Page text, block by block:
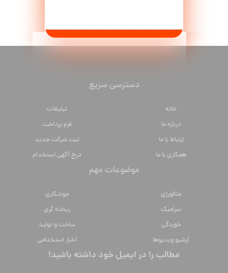
دسترسی سریع
خانه
تبلیغات
درباره ما
فرم پرداخت
ارتباط با ما
ثبت شرکت جدید
همکاری با ما
درج آگهی استخدام
موضوعات مهم
متالورژي
جوشکاری
سراميك
ریخته گری
خوردگی
ساخت و تولید
آرشیو ویدیوها
آخبار استخدامی
مطالب را در ایمیل خود داشته باشید!